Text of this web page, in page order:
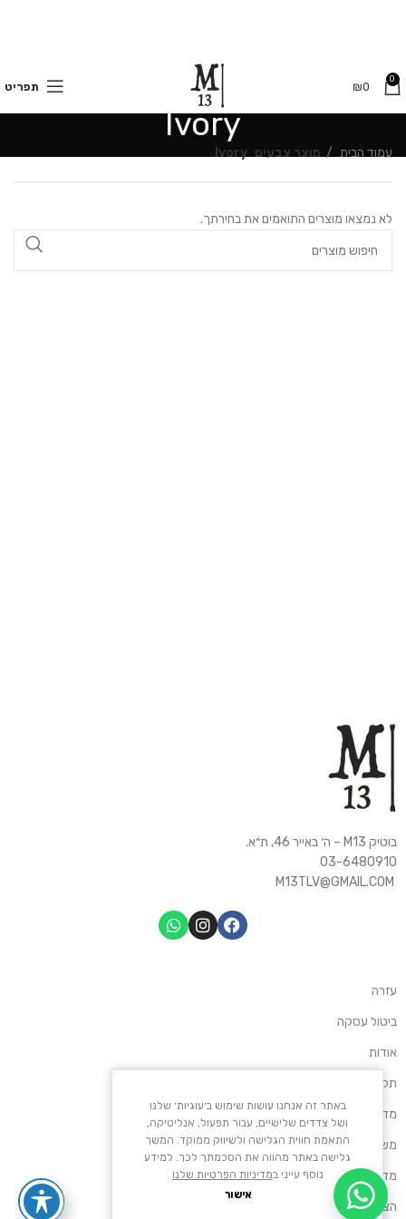
0
₪0 תפריט
Ivory
עמוד הבית מוצר צבעים Ivory
לא נמצאו מוצרים התואמים את בחירתך.
בוטיק M13 – ה׳ באייר 46, ת״א.
03-6480910
עזרה
ביטול עסקה
אודות
תקנון אתר M13
מדיניות החזרות
משלוחים ותשלומים
מדיניות פרטיות
הצהרת נגישות
באתר זה אנחנו עושות שימוש ב׳עוגיות׳ שלנו
ושל צדדים שלישיים, עבור תפעול, אנליטיקה,
התאמת חווית הגלישה ולשיווק ממוקד. המשך
גלישה באתר מהווה את הסכמתך לכך. למידע
נוסף עייני במדיניות הפרטיות שלנו
אישור